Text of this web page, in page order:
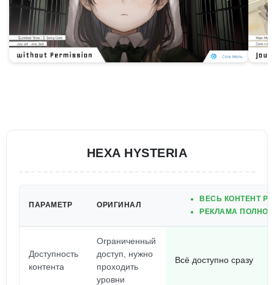
HEXA HYSTERIA
ПАРАМЕТР ОРИГИНАЛ
ВЕСЬ КОНТЕНТ
РЕКЛАМА
Доступность
контента
Ограниченный
доступ, нужно
проходить
уровни
Всё доступно сразу